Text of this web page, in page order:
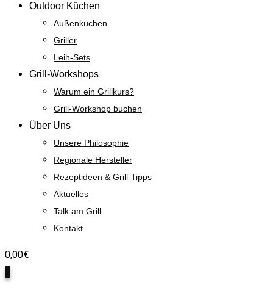
Outdoor Küchen
Außenküchen
Griller
Leih-Sets
Grill-Workshops
Warum ein Grillkurs?
Grill-Workshop buchen
Über Uns
Unsere Philosophie
Regionale Hersteller
Rezeptideen & Grill-Tipps
Aktuelles
Talk am Grill
Kontakt
0,00€